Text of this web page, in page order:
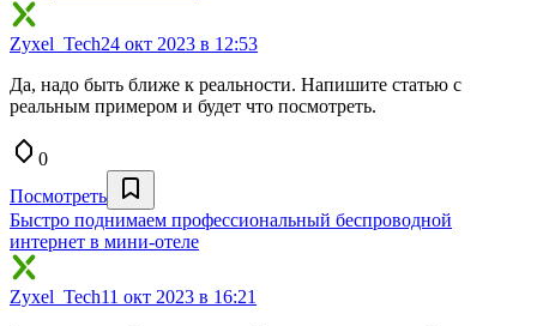
Zyxel_Tech24 окт 2023 в 12:53
Да, надо быть ближе к реальности. Напишите статью с
реальным примером и будет что посмотреть.
0
Посмотреть
Быстро поднимаем профессиональный беспроводной
интернет в мини-отеле
Zyxel_Tech11 окт 2023 в 16:21